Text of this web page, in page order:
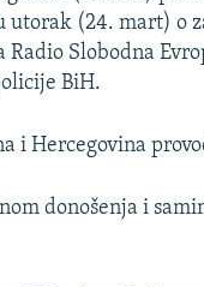
utorak (24. mart) o
Radio Slobodna
BiH.
i Hercegovina
donošenja i